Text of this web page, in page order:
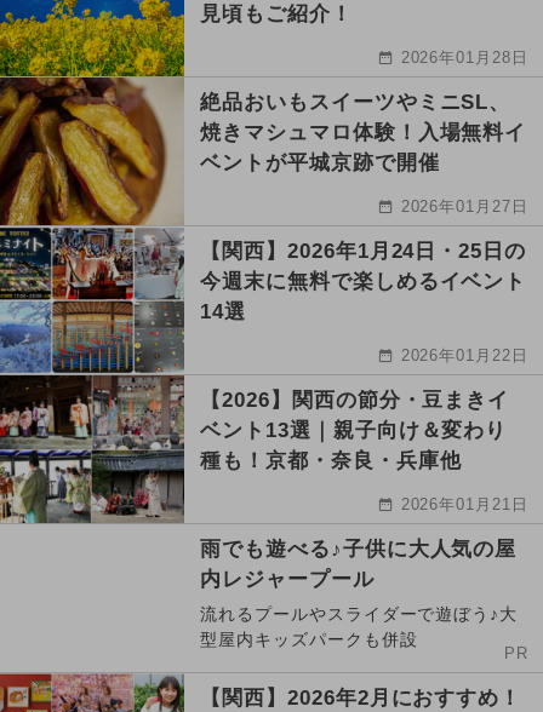
見頃もご紹介！
2026年01月28日
絶品おいもスイーツやミニSL、
焼きマシュマロ体験！入場無料イ
ベントが平城京跡で開催
2026年01月27日
【関西】2026年1月24日・25日の
今週末に無料で楽しめるイベント
14選
2026年01月22日
【2026】関西の節分・豆まきイ
ベント13選｜親子向け＆変わり
種も！京都・奈良・兵庫他
2026年01月21日
雨でも遊べる♪子供に大人気の屋
内レジャープール
流れるプールやスライダーで遊ぼう♪大
型屋内キッズパークも併設
PR
【関西】2026年2月におすすめ！